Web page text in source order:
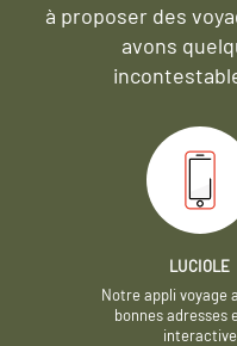
à proposer des
avons
LUCIOLE
Notre appli voyage
bonnes adresses
interactive